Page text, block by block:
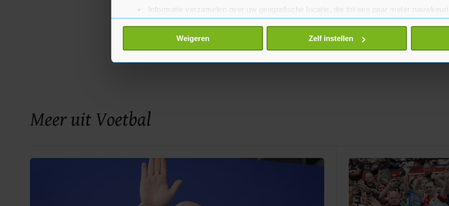
Informatie verzamelen over uw geografische locatie, die tot een paar meter
Uw apparaat identificeren door het actief te scannen op specifieke eigenschappen
Lees meer over hoe uw persoonlijke gegevens worden verwerkt en stel uw voorkeuren in het
toestemming op elk moment wijzigen of intrekken in de Cookieverklaring.
Weigeren Zelf instellen
Meer uit Voetbal